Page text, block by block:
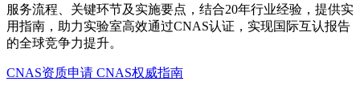
服务流程、关键环节及实施要点，结合20年行业经验，提供实
用指南，助力实验室高效通过CNAS认证，实现国际互认报告
的全球竞争力提升。
CNAS资质申请 CNAS权威指南